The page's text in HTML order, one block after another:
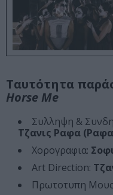
Ταυτότητα
Horse Me
Συλληψη &
Τζανις Ραφα
Χορογραφια:
Art Direction:
Πρωτοτυπη